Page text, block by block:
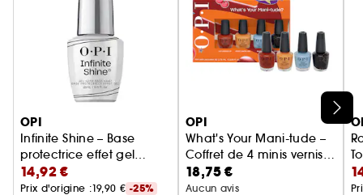
Ignorer le carrousel produits
OPI
Infinite Shine – Base
protectrice effet gel
tenue jusqu'à 11 jours
14,92 €
Prix d'origine :19,90 € -25%
OPI
What's Your Mani-tude –
Coffret de 4 minis vernis à
ongles tenue jusqu'à 7
jours
18,75 €
Aucun avis